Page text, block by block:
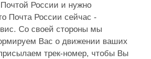
России и нужно
Почта России сейчас -
Со своей стороны мы
Вас о движении ваших
трек-номер, чтобы Вы